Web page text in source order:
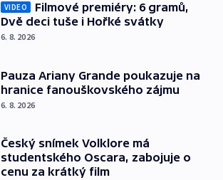
VIDEO
Filmové premiéry: 6 gramů,
Dvě deci tuše i Hořké svátky
6. 8. 2026
Pauza Ariany Grande poukazuje na
hranice fanouškovského zájmu
6. 8. 2026
Český snímek Volklore má
studentského Oscara, zabojuje o
cenu za krátký film